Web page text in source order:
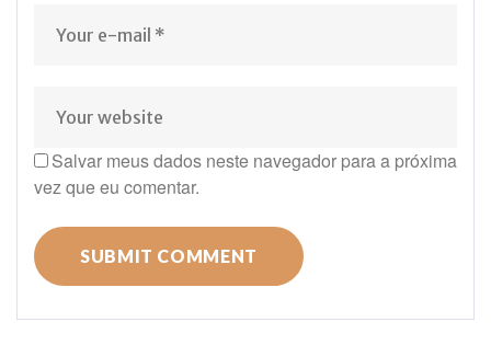
Salvar meus dados neste navegador para a próxima
vez que eu comentar.